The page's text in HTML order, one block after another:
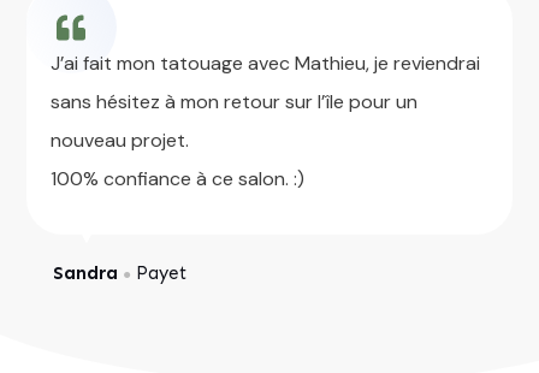
J’ai fait mon tatouage avec Mathieu, je reviendrai
sans hésitez à mon retour sur l’île pour un
nouveau projet.
100% confiance à ce salon. :)
Sandra ● Payet